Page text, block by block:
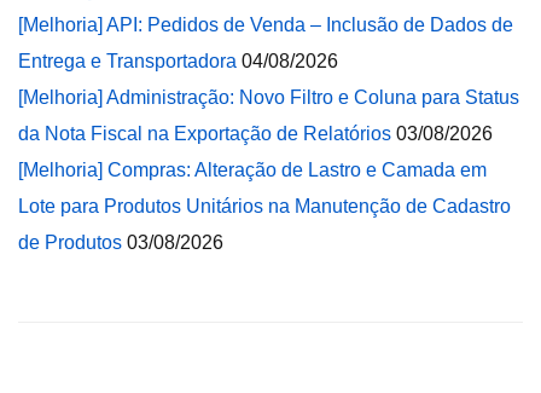
[Melhoria] API: Pedidos de Venda – Inclusão de Dados de
Entrega e Transportadora 04/08/2026
[Melhoria] Administração: Novo Filtro e Coluna para Status
da Nota Fiscal na Exportação de Relatórios 03/08/2026
[Melhoria] Compras: Alteração de Lastro e Camada em
Lote para Produtos Unitários na Manutenção de Cadastro
de Produtos 03/08/2026